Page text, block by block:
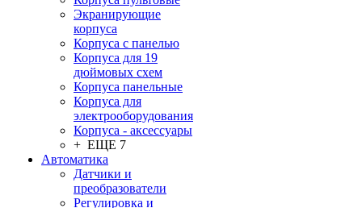
Экранирующие
корпуса
Корпуса с панелью
Корпуса для 19
дюймовых схем
Корпуса панельные
Корпуса для
электрооборудования
Корпуса - аксессуары
+ ЕЩЕ 7
Автоматика
Датчики и
преобразователи
Регулировка и